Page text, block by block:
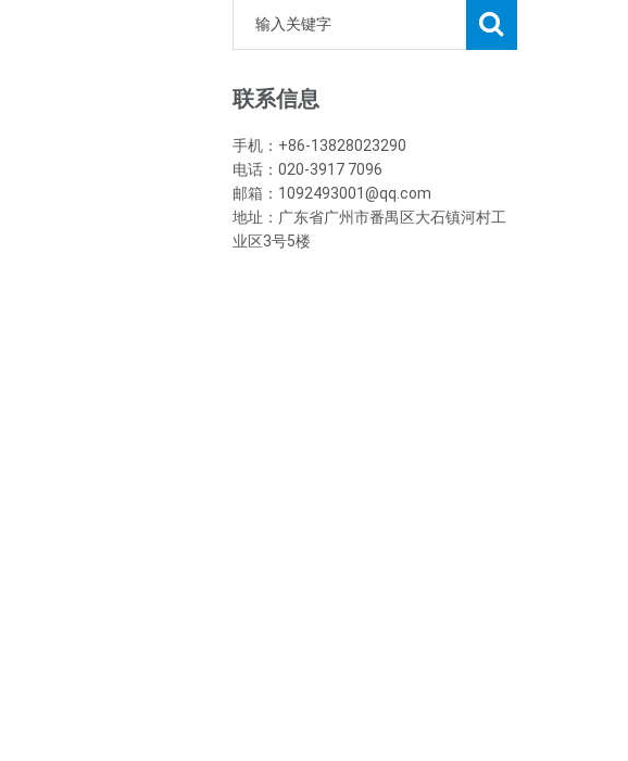
联系信息
手机：+86-13828023290
电话：020-3917 7096
邮箱：1092493001@qq.com
地址：广东省广州市番禺区大石镇河村工
业区3号5楼